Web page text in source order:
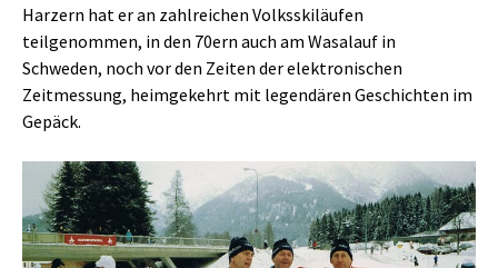
Harzern hat er an zahlreichen Volksskiläufen
teilgenommen, in den 70ern auch am Wasalauf in
Schweden, noch vor den Zeiten der elektronischen
Zeitmessung, heimgekehrt mit legendären Geschichten im
Gepäck.